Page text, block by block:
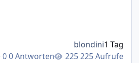
0 Antworten 225 Aufrufe
blondini1 Tag